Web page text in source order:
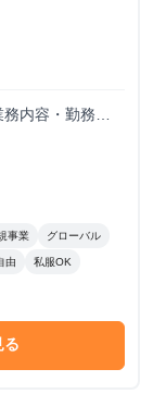
内容・勤務状
事業 グローバル
由 私服OK
る